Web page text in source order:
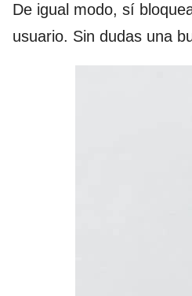
De igual modo, sí
usuario. Sin dudas una